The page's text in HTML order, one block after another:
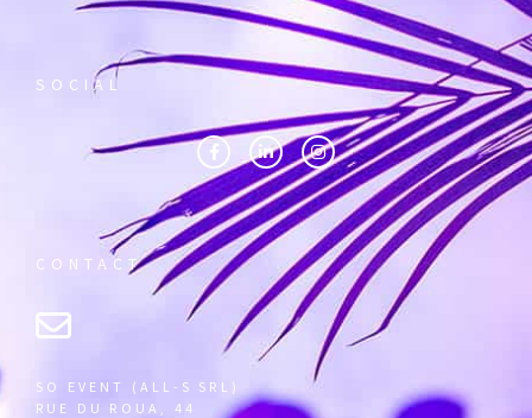
SOCIAL
CONTACT
SO EVENT (ALL-S SRL)
RUE DU ROUA, 44